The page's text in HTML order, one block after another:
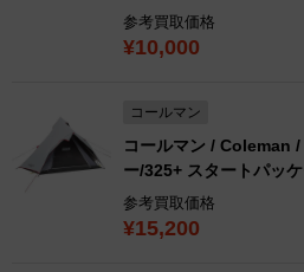
参考買取価格
¥10,000
コールマン
コールマン / Coleman
ー/325+ スタートパッ
参考買取価格
¥15,200